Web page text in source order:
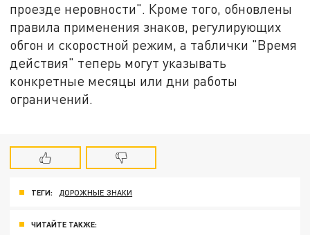
проезде неровности". Кроме того, обновлены
правила применения знаков, регулирующих
обгон и скоростной режим, а таблички "Время
действия" теперь могут указывать
конкретные месяцы или дни работы
ограничений.
ТЕГИ: ДОРОЖНЫЕ ЗНАКИ
ЧИТАЙТЕ ТАКЖЕ: